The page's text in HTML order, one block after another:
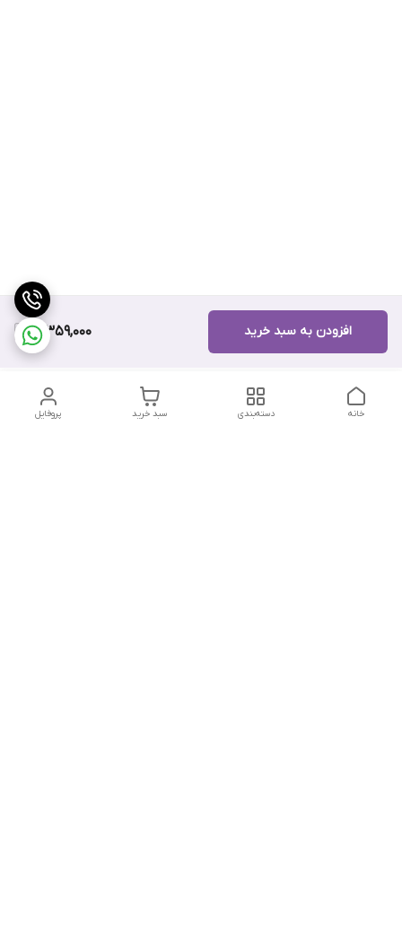
10,359,000 افزودن به سبد خرید
پروفایل سبد خرید دسته‌بندی خانه